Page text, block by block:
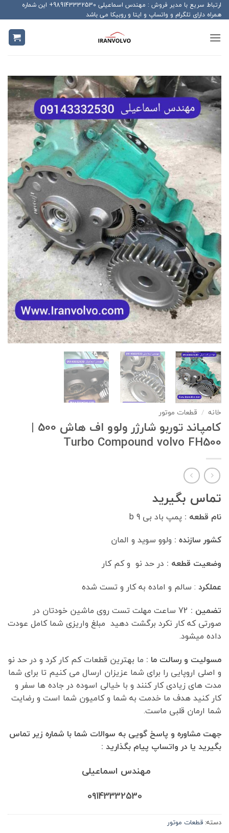
Skip
to
content
ارتباط سریع با مدیر فروش : مهندس اسماعیلی 989143332530+ این شماره
همراه دارای تلگرام و واتساپ و ایتا و روبیکا می باشد
خانه / قطعات موتور
کامپاند توربو شارژر ولوو اف هاش 500 |
Turbo Compound volvo FH500
تماس بگیرید
نام قطعه : پمپ باد بی 9 b
کشور سازنده : ولوو سوید و المان
وضعیت قطعه : در حد نو و کم کار
عملکرد : سالم و اماده به کار و تست شده
تضمین :
72 ساعت مهلت تست روی ماشین خودتان در
صورتی که کار نکرد برگشت دهید مبلغ واریزی شما کامل عودت
داده میشود.
مسولیت و رسالت ما : ما بهترین قطعات کم کار کرد و در حد نو
و اصلی اروپایی را برای شما عزیزان ارسال می کنیم تا برای شما
مدت های زیادی کار کنند و با خیالی اسوده در جاده ها سفر و
کار کنید هدف ما خدمت به شما و کامیون شما است و رضایت
شما ارمان قلبی ماست.
جهت مشاوره و پاسخ گویی به سوالات شما با شماره زیر تماس
بگیرید یا در واتساپ پیام بگذارید :
مهندس اسماعیلی
09143332530
دسته: قطعات موتور